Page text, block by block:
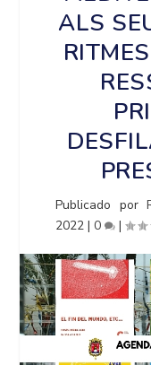
ALS
Publicado por
2022 |0 |